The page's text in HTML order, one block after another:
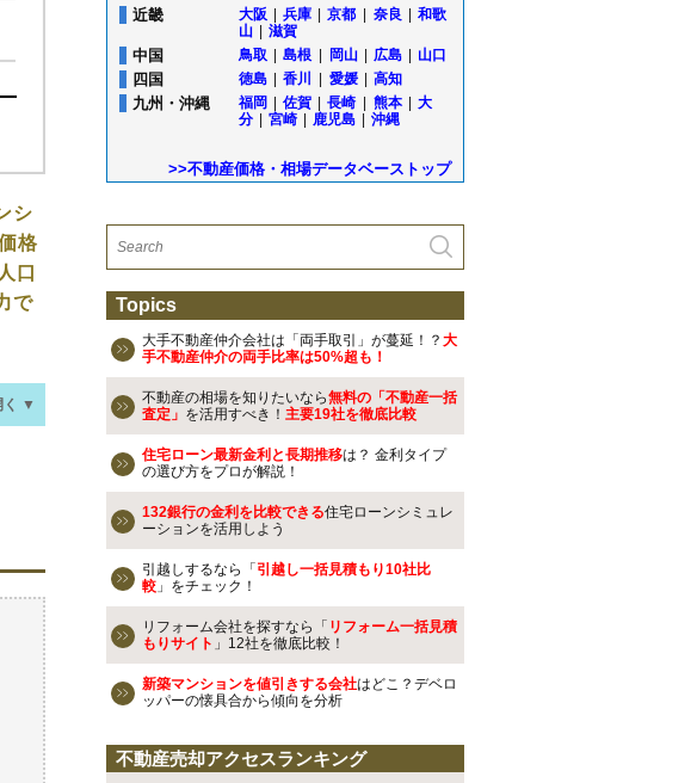
シ
格
口
で
く ▼
近畿 大阪 兵庫 京都 奈良
和歌
山
滋賀
中国 鳥取 島根 岡山 広島 山口
四国 徳島 香川 愛媛 高知
九州・沖縄 福岡 佐賀 長崎 熊本
大
分
宮崎 鹿児島 沖縄
>>不動産価格・相場データベーストップ
Topics
大手不動産仲介会社は「両手取引」が蔓延！？ 大
手不動産仲介の両手比率は50%超も！
不動産の相場を知りたいなら無料の「不動産一括
査定」 を活用すべき！ 主要19社を徹底比較
住宅ローン最新金利と長期推移は？ 金利タイプ
の選び方をプロが解説！
132銀行の金利を比較できる住宅ローンシミュレ
ーションを活用しよう
引越しするなら「 引越し一括見積もり10社比
較 」をチェック！
リフォーム会社を探すなら「 リフォーム一括見積
もりサイト 」12社を徹底比較！
新築マンションを値引きする会社はどこ？デベロ
ッパーの懐具合から傾向を分析
不動産売却アクセスランキング